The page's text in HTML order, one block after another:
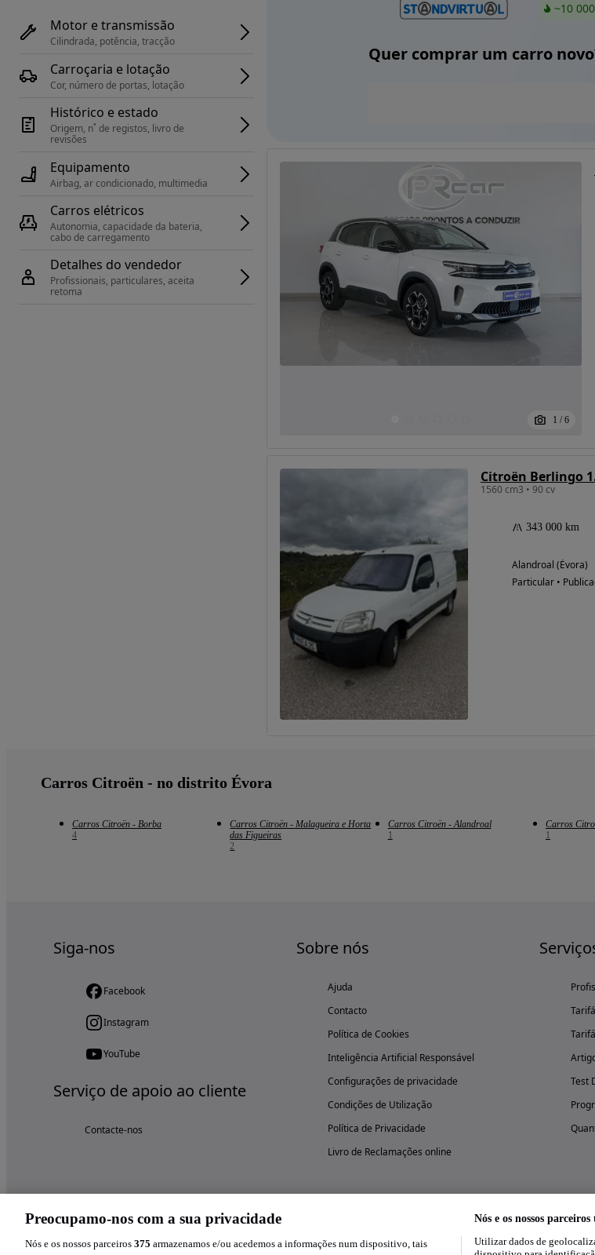
Motor e transmissão
Cilindrada, potência, tracção
Carroçaria e lotação
Cor, número de portas, lotação
Histórico e estado
Origem, n˚ de registos, livro de
revisões
Equipamento
Airbag, ar condicionado, multimedia
Carros elétricos
Autonomia, capacidade da bateria,
cabo de carregamento
Detalhes do vendedor
Profissionais, particulares, aceita
retoma
~10
Quer comprar um carro
1 / 6
Citroën Berlingo
1560 cm3 • 90 cv
343 000 km
Alandroal (Évora)
Particular •
Carros Citroën - no distrito Évora
Carros Citroën - Borba
4
Carros Citroën - Malagueira e Horta
das Figueiras
2
Carros Citroën - Alandroal
1
Carros
1
Siga-nos
Facebook
Instagram
YouTube
Serviço de apoio ao cliente
Contacte-nos
Sobre nós
Ajuda
Contacto
Política de Cookies
Inteligência Artificial Responsável
Configurações de privacidade
Condições de Utilização
Política de Privacidade
Livro de Reclamações online
Test
Preocupamo-nos com a sua privacidade
Nós e os nossos parceiros 375 armazenamos e/ou acedemos a informações num dispositivo, tais
Nós e os nossos
Utilizar dados de